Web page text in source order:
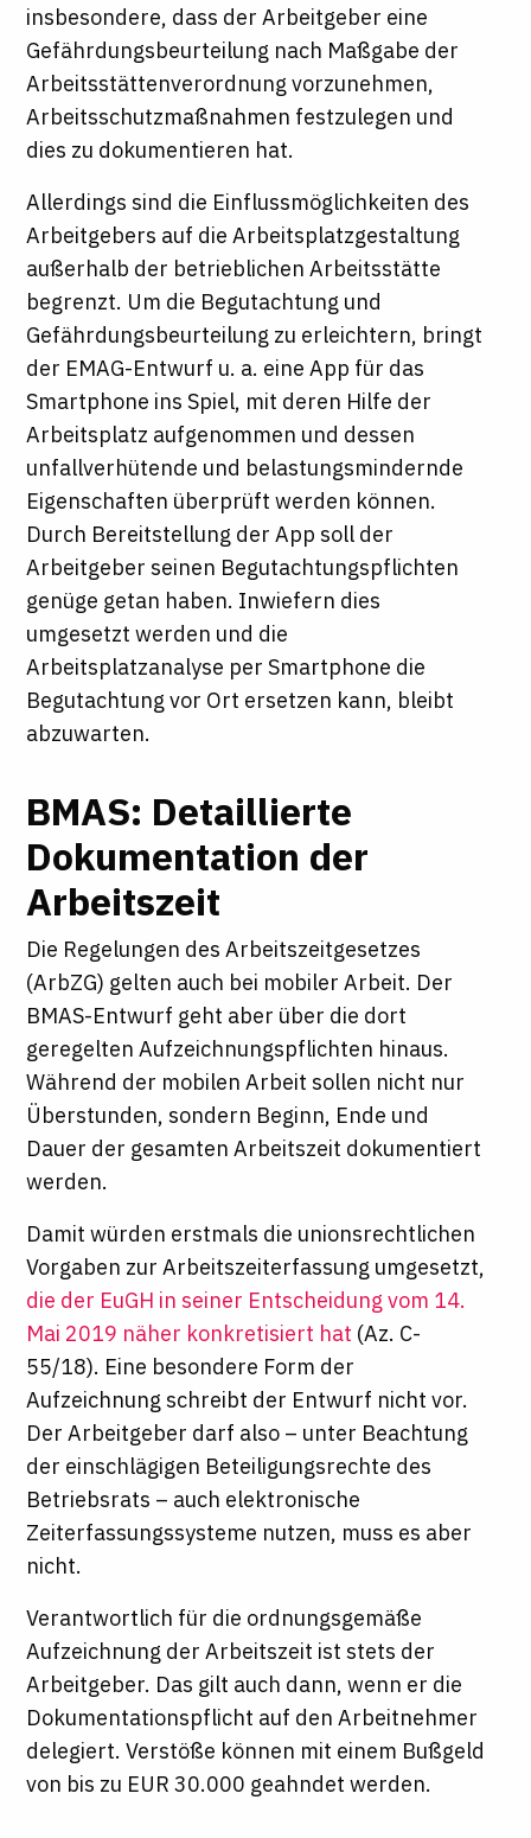
insbesondere, dass der Arbeitgeber eine
Gefährdungsbeurteilung nach Maßgabe der
Arbeitsstättenverordnung vorzunehmen,
Arbeitsschutzmaßnahmen festzulegen und
dies zu dokumentieren hat.
Allerdings sind die Einflussmöglichkeiten des
Arbeitgebers auf die Arbeitsplatzgestaltung
außerhalb der betrieblichen Arbeitsstätte
begrenzt. Um die Begutachtung und
Gefährdungsbeurteilung zu erleichtern, bringt
der EMAG-Entwurf u. a. eine App für das
Smartphone ins Spiel, mit deren Hilfe der
Arbeitsplatz aufgenommen und dessen
unfallverhütende und belastungsmindernde
Eigenschaften überprüft werden können.
Durch Bereitstellung der App soll der
Arbeitgeber seinen Begutachtungspflichten
genüge getan haben. Inwiefern dies
umgesetzt werden und die
Arbeitsplatzanalyse per Smartphone die
Begutachtung vor Ort ersetzen kann, bleibt
abzuwarten.
BMAS: Detaillierte
Dokumentation der
Arbeitszeit
Die Regelungen des Arbeitszeitgesetzes
(ArbZG) gelten auch bei mobiler Arbeit. Der
BMAS-Entwurf geht aber über die dort
geregelten Aufzeichnungspflichten hinaus.
Während der mobilen Arbeit sollen nicht nur
Überstunden, sondern Beginn, Ende und
Dauer der gesamten Arbeitszeit dokumentiert
werden.
Damit würden erstmals die unionsrechtlichen
Vorgaben zur Arbeitszeiterfassung umgesetzt,
die der EuGH in seiner Entscheidung vom 14.
Mai 2019 näher konkretisiert hat (Az. C-
55/18). Eine besondere Form der
Aufzeichnung schreibt der Entwurf nicht vor.
Der Arbeitgeber darf also – unter Beachtung
der einschlägigen Beteiligungsrechte des
Betriebsrats – auch elektronische
Zeiterfassungssysteme nutzen, muss es aber
nicht.
Verantwortlich für die ordnungsgemäße
Aufzeichnung der Arbeitszeit ist stets der
Arbeitgeber. Das gilt auch dann, wenn er die
Dokumentationspflicht auf den Arbeitnehmer
delegiert. Verstöße können mit einem Bußgeld
von bis zu EUR 30.000 geahndet werden.